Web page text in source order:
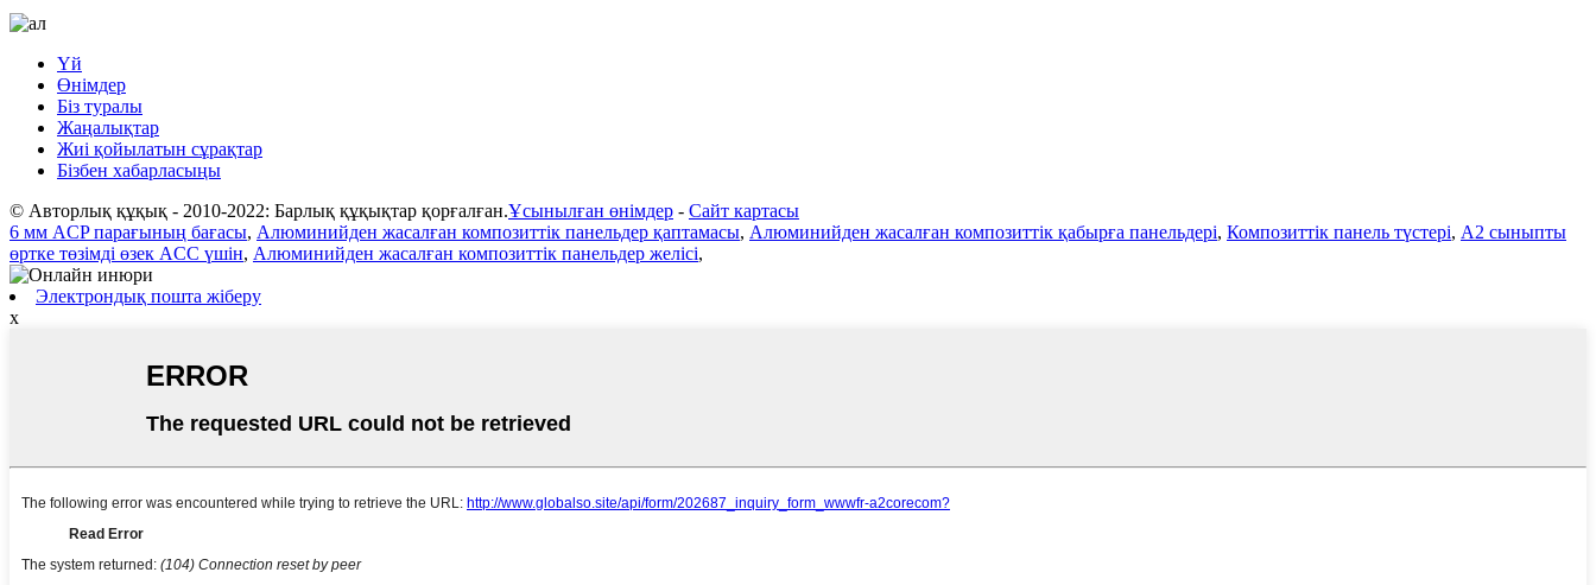
Үй
Өнімдер
Біз туралы
Жаңалықтар
Жиі қойылатын сұрақтар
Бізбен хабарласыңы
© Авторлық құқық - 2010-2022: Барлық құқықтар қорғалған.Ұсынылған өнімдер - Сайт картасы
6 мм ACP парағының бағасы, Алюминийден жасалған композиттік панельдер қаптамасы, Алюминийден жасалған композиттік қабырға панельдері, Композиттік панель түстері, A2 сыныпты
өртке төзімді өзек ACC үшін, Алюминийден жасалған композиттік панельдер желісі,
Электрондық пошта жіберу
x